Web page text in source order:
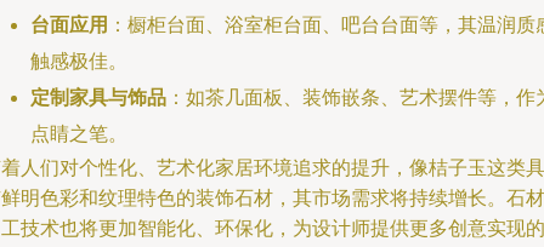
台面应用 ：橱柜台面、浴室柜台面、吧台台面等，其温润质
触感极佳。
定制家具与饰品 ：如茶几面板、装饰嵌条、艺术摆件等，作
点睛之笔。
人们对个性化、艺术化家居环境追求的提升，像桔子玉这类具
明色彩和纹理特色的装饰石材，其市场需求将持续增长。石材
技术也将更加智能化、环保化，为设计师提供更多创意实现的